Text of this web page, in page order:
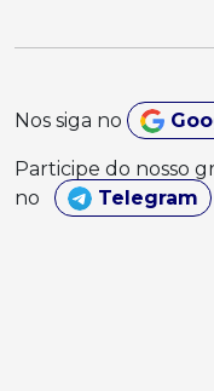
Nos siga no
Participe do nosso
no
Telegram